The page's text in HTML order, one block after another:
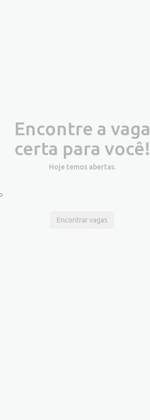
Encontre a vaga
certa para você!
Hoje temos abertas.
Encontrar vagas